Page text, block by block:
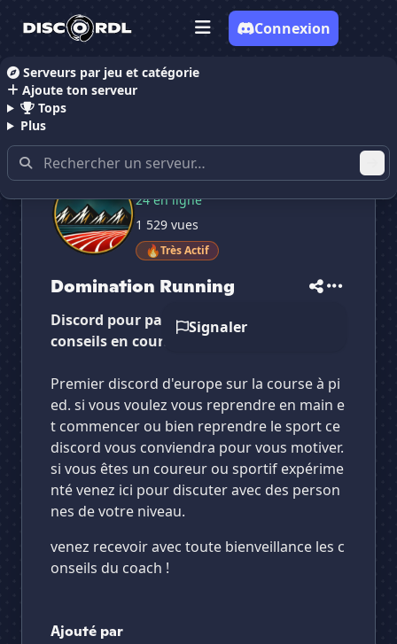
Serveurs par jeu et catégorie
Ajoute ton serveur
Tops
Plus
Connexion
Accueil Serveurs Discord Communauté
634 membres
24 en ligne
1 529 vues
🔥Très Actif
Domination Running
Signaler
Discord pour partager vos expériences et
conseils en course à pied :)
Premier discord d'europe sur la course à pi
ed. si vous voulez vous reprendre en main e
t commencer ou bien reprendre le sport ce
discord vous conviendra pour vous motiver.
si vous êtes un coureur ou sportif expérime
nté venez ici pour discuter avec des person
nes de votre niveau.
venez recevoir avec toute bienveillance les c
onseils du coach !
Ajouté par
Vote pourDomination Running
Domination Running
Es-tu sûr de vouloir supprimer ton avis de ce
serveur ?
Supprimer
Domination Running